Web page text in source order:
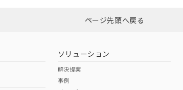
ページ先頭へ戻る
ソリューション
解決提案
事例